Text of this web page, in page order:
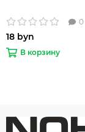
0
18 byn
В корзину